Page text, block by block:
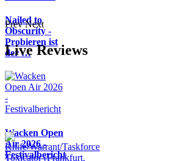
Nailed to
Obscurity -
Probieren ist
der …
Prev Next
Live Reviews
Wacken Open
Air 2026 -
Festivalbericht